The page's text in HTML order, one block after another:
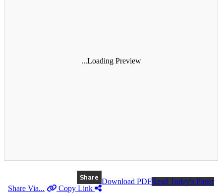
Loading Preview...
Read Today's Paper
Download PDF
Share
Copy Link